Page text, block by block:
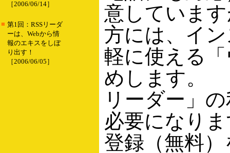
［2006/06/14］
■ 第1回：RSSリーダ
ーは、Webから情
報のエキスをしぼ
り出す！
［2006/06/05］
意していま
方には、イ
軽に使える
めします。
リーダー」
必要になり
登録（無料